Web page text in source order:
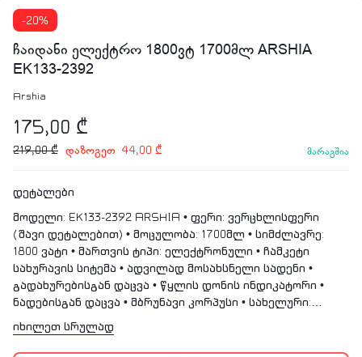
-20%
ჩაიდანი ელექტრო 1800ვტ 1700მლ ARSHIA
EK133-2392
Arshia
175,00 ₾
219,00₾ დაზოგეთ 44,00 ₾ მარაგშია
დეტალები
მოდელი: EK133-2392 ARSHIA • ფერი: ვერცხლისფერი
(შავი დეტალებით) • მოცულობა: 1700მლ • სიმძლავრე:
1800 ვატი • მართვის ტიპი: ელექტრონული • ჩამკეტი
სახურავის სიტემა • ადვილად მოსახსნელი სადენი •
გადახურებისგან დაცვა • წყლის დონის ინდიკატორი •
ნადებისგან დაცვა • მბრუნავი კორპუსი • სახელური:
სიცხეგამძლე და დამწვრობის საწინააღმდეგო
ორფენიანი სტრუქტურა • მასალა: უჟანგავი ფოლადი/
პლასტმასი • ძაბვა: 220-240 ვოლტი • სიხშირე: 50/60Hz •
იხილეთ სრულად